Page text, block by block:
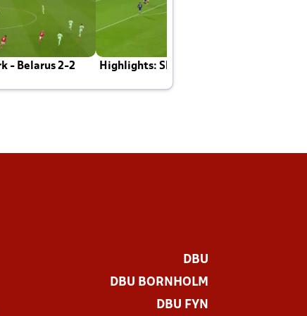
- Belarus 2-2 Highlights: Skotland - Danmark 4-2
DBU
DBU BORNHOLM
DBU FYN